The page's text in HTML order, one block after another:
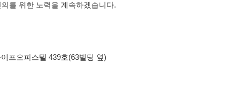
를 위한 노력을 계속하겠습니다.
프오피스텔 439호(63빌딩 옆)